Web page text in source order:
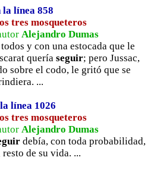
la línea 858
tres mosqueteros
Alejandro Dumas
y con una estocada que le
quería seguir; pero Jussac,
sobre el codo, le gritó que se
...
línea 1026
tres mosqueteros
Alejandro Dumas
debía, con toda probabilidad,
de su vida. ...